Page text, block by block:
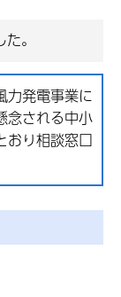
。
力発電事業に
念される中小
おり相談窓口